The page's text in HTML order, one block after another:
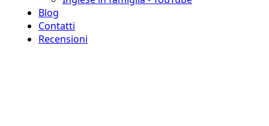
Blog
Contatti
Recensioni